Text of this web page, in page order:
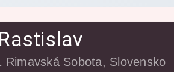
Sobota, Slovensko